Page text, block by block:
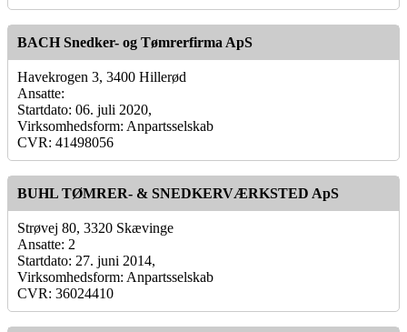
BACH Snedker- og Tømrerfirma ApS
Havekrogen 3, 3400 Hillerød
Ansatte:
Startdato: 06. juli 2020,
Virksomhedsform: Anpartsselskab
CVR: 41498056
BUHL TØMRER- & SNEDKERVÆRKSTED ApS
Strøvej 80, 3320 Skævinge
Ansatte: 2
Startdato: 27. juni 2014,
Virksomhedsform: Anpartsselskab
CVR: 36024410